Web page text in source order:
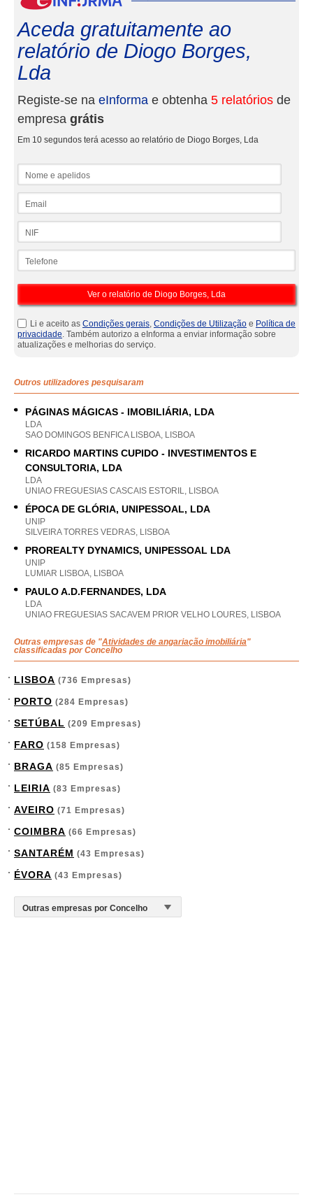
Aceda gratuitamente ao
relatório de Diogo Borges,
Lda
Registe-se na eInforma e obtenha 5 relatórios de
empresa grátis
Em 10 segundos terá acesso ao relatório de Diogo Borges, Lda
Li e aceito as Condições gerais, Condições de Utilização e Política de
privacidade. Também autorizo a eInforma a enviar informação sobre
atualizações e melhorias do serviço.
Outros utilizadores pesquisaram
PÁGINAS MÁGICAS - IMOBILIÁRIA, LDA
LDA
SAO DOMINGOS BENFICA LISBOA, LISBOA
RICARDO MARTINS CUPIDO - INVESTIMENTOS E
CONSULTORIA, LDA
LDA
UNIAO FREGUESIAS CASCAIS ESTORIL, LISBOA
ÉPOCA DE GLÓRIA, UNIPESSOAL, LDA
UNIP
SILVEIRA TORRES VEDRAS, LISBOA
PROREALTY DYNAMICS, UNIPESSOAL LDA
UNIP
LUMIAR LISBOA, LISBOA
PAULO A.D.FERNANDES, LDA
LDA
UNIAO FREGUESIAS SACAVEM PRIOR VELHO LOURES, LISBOA
Outras empresas de "Atividades de angariação imobiliária"
classificadas por Concelho
LISBOA (736 Empresas)
PORTO (284 Empresas)
SETÚBAL (209 Empresas)
FARO (158 Empresas)
BRAGA (85 Empresas)
LEIRIA (83 Empresas)
AVEIRO (71 Empresas)
COIMBRA (66 Empresas)
SANTARÉM (43 Empresas)
ÉVORA (43 Empresas)